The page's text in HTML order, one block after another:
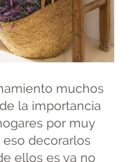
muchos
la importancia
por muy
decorarlos
ellos es ya no